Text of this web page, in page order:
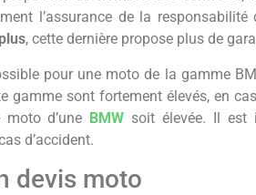
l’assurance de la
, cette dernière propose plus de
pour une moto de la gamme
gamme sont fortement élevés, en
d’une BMW soit élevée. Il est
d’accident.
devis moto